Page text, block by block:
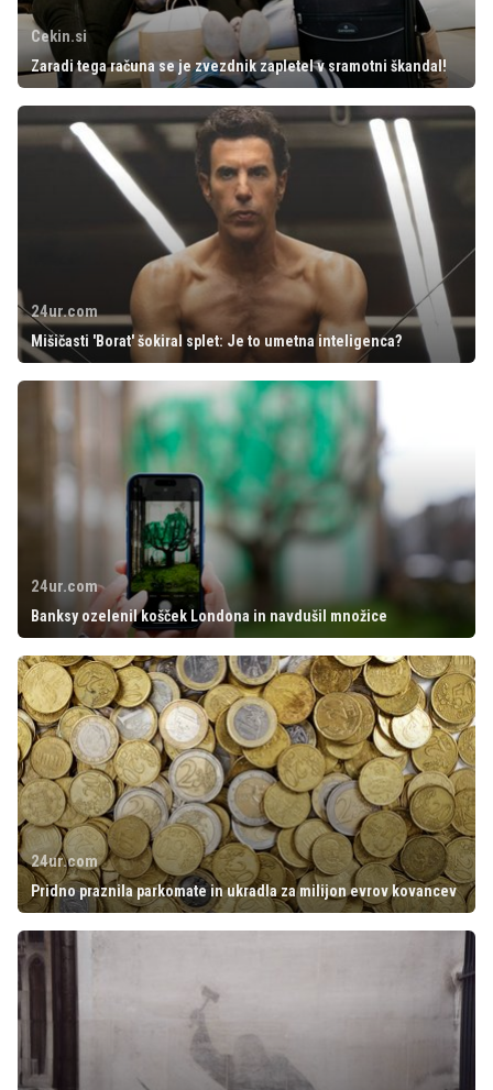
Cekin.si
Zaradi tega računa se je zvezdnik zapletel v sramotni škandal!
24ur.com
Mišičasti 'Borat' šokiral splet: Je to umetna inteligenca?
24ur.com
Banksy ozelenil košček Londona in navdušil množice
24ur.com
Pridno praznila parkomate in ukradla za milijon evrov kovancev